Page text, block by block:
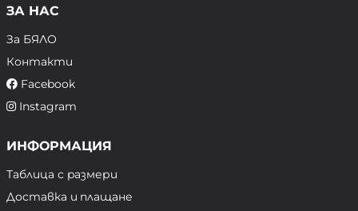
ЗА НАС
За БЯЛО
Контакти
Facebook
Instagram
ИНФОРМАЦИЯ
Таблица с размери
Доставка и плащане